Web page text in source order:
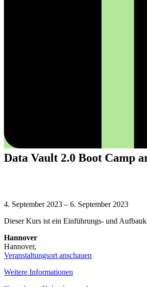
Data Vault 2.0 Boot Camp
Vault
Boot
and
Zertifizierung
–
4. September 2023 – 6. September 2023
Dieser Kurs ist ein Einführungs- und
Hannover
Hannover,
Veranstaltungsort anschauen
Weitere Informationen